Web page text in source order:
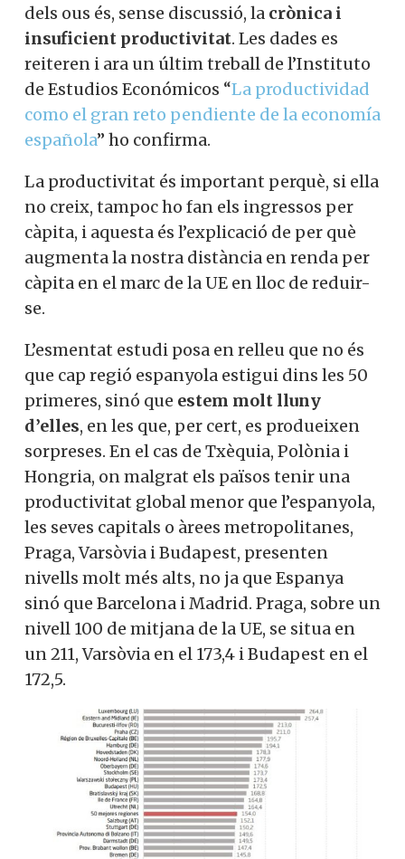
dels ous és, sense discussió, la crònica i
insuficient productivitat. Les dades es
reiteren i ara un últim treball de l’Instituto
de Estudios Económicos “La productividad
como el gran reto pendiente de la economía
española” ho confirma.
La productivitat és important perquè, si ella
no creix, tampoc ho fan els ingressos per
càpita, i aquesta és l’explicació de per què
augmenta la nostra distància en renda per
càpita en el marc de la UE en lloc de reduir-
se.
L’esmentat estudi posa en relleu que no és
que cap regió espanyola estigui dins les 50
primeres, sinó que estem molt lluny
d’elles, en les que, per cert, es produeixen
sorpreses. En el cas de Txèquia, Polònia i
Hongria, on malgrat els països tenir una
productivitat global menor que l’espanyola,
les seves capitals o àrees metropolitanes,
Praga, Varsòvia i Budapest, presenten
nivells molt més alts, no ja que Espanya
sinó que Barcelona i Madrid. Praga, sobre un
nivell 100 de mitjana de la UE, se situa en
un 211, Varsòvia en el 173,4 i Budapest en el
172,5.